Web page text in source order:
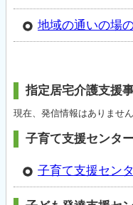
地域の通いの場
指定居宅介護支援
現在、発信情報はありません
子育て支援センタ
子育て支援セン